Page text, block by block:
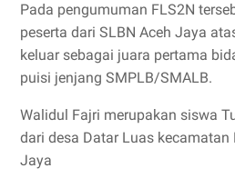
Pada pengumuman FLS2N
peserta dari SLBN Aceh Jaya
keluar sebagai juara pertama
puisi jenjang SMPLB/SMALB.
Walidul Fajri merupakan siswa
dari desa Datar Luas kecamatan
Jaya